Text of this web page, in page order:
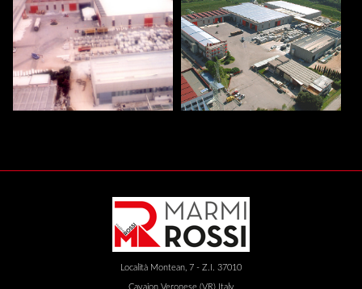
Località Montean, 7 - Z.I. 37010
Cavaion Veronese (VR) Italy